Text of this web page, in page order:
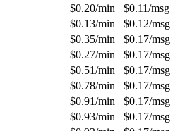
$0.20/min $0.11/msg
$0.13/min $0.12/msg
$0.35/min $0.17/msg
$0.27/min $0.17/msg
$0.51/min $0.17/msg
$0.78/min $0.17/msg
$0.91/min $0.17/msg
$0.93/min $0.17/msg